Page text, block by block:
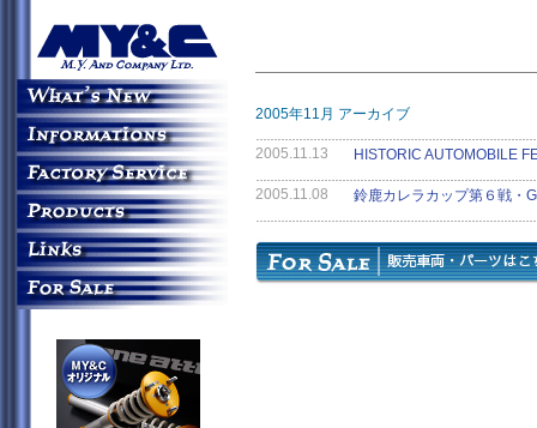
2005年11月 アーカイブ
2005.11.13 HISTORIC AUTOMOBILE
2005.11.08 鈴鹿カレラカップ第６戦・